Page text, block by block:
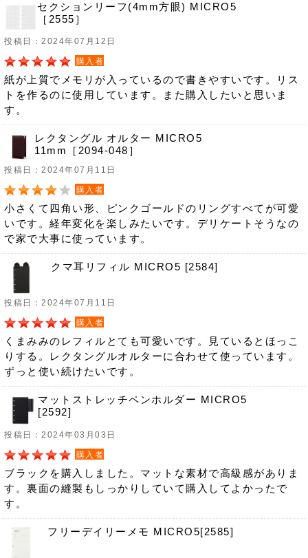
セクションリーフ(4mm方眼) MICRO5
［2555］
投稿日：2024年07月12日
購入者
紙が上質でメモリが入っているので書きやすいです。リス
トを作るのに使用しています。また購入したいと思いま
す。
レクタングル オルター MICRO5
11mm［2094-048］
投稿日：2024年07月11日
購入者
小さくて四角い形、ピンクゴールドのリングすべてが可愛
いです。経年変化を楽しみたいです。デリケートそうなの
で家で大事に使っています。
クマ耳リフィル MICRO5 [2584]
投稿日：2024年07月11日
購入者
くまみみのレフィルとても可愛いです。見ているとほっこ
りする。レクタングルオルターに合わせて使っています。
ずっと使い続けたいです。
マットストレッチペンホルダー MICRO5
[2592]
投稿日：2024年03月03日
購入者
ブラックを購入しました。マットな素材で高級感がありま
す。裏面の縫製もしっかりしていて購入してよかったで
す。
フリーデイリーメモ MICRO5[2585]